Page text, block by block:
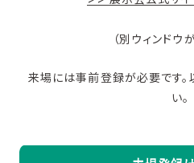
（別ウィンドウ
来場には事前登録が必要です。
い。